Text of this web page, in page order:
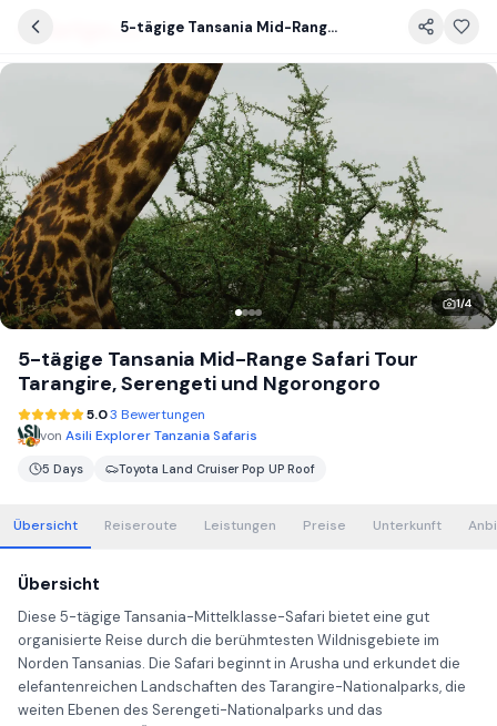
5-tägige Tansania Mid-Range Safari Tour Tarangire, Serengeti und Ngorongoro
1/4
5-tägige Tansania Mid-Range Safari Tour
Tarangire, Serengeti und Ngorongoro
5.03 Bewertungen
von Asili Explorer Tanzania Safaris
5 Days Toyota Land Cruiser Pop UP Roof
Übersicht Reiseroute Leistungen Preise Unterkunft
Übersicht
Diese 5-tägige Tansania-Mittelklasse-Safari bietet eine gut
organisierte Reise durch die berühmtesten Wildnisgebiete im
Norden Tansanias. Die Safari beginnt in Arusha und erkundet die
elefantenreichen Landschaften des Tarangire-Nationalparks, die
weiten Ebenen des Serengeti-Nationalparks und das